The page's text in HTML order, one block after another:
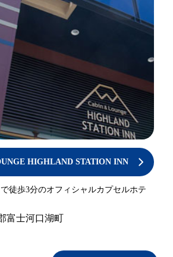
HIGHLAND STATION INN
徒歩3分のオフィシャルカプセルホテ
富士河口湖町